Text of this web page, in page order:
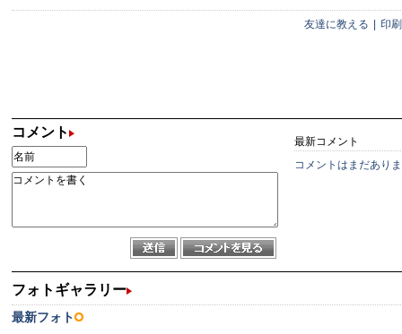
友達に教える 印刷
コメント
最新コメント
コメントはまだあり